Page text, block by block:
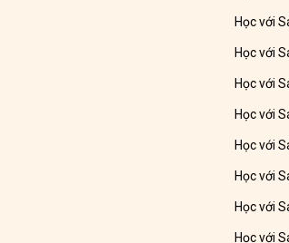
Học với
Học với
Học với
Học với
Học với
Học với
Học với
Học với